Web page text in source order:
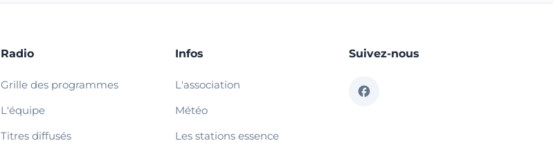
Radio
Grille des programmes
L'équipe
Titres diffusés
Infos
L'association
Météo
Les stations essence
Suivez-nous